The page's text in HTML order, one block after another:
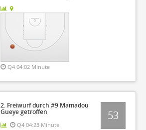
Q4 04:02 Minute
2. Freiwurf durch #9 Mamadou
Gueye getroffen
Q4 04:23 Minute
53